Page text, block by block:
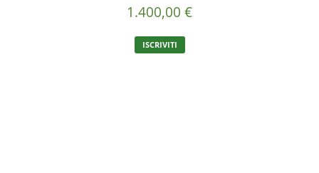
1.400,00 €
ISCRIVITI